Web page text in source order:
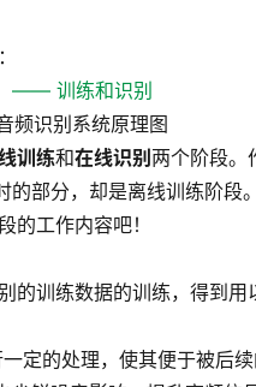
频识别系统原理图
训练和在线识别 两个阶段。
部分，却是离线训练阶段。
工作内容吧！
训练数据的训练，得到用
定的处理，使其便于被后